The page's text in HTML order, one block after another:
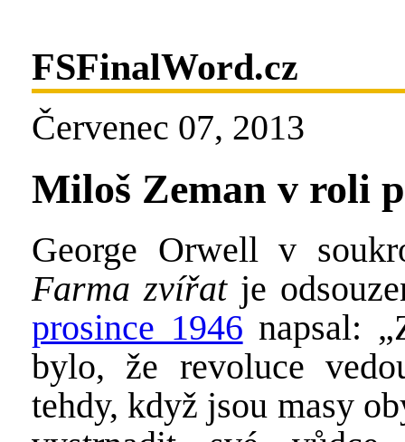
FSFinalWord.cz
Červenec 07, 2013
Miloš Zeman v roli
George Orwell v
Farma zvířat je
prosince 1946 napsal:
bylo, že revoluce
tehdy, když jsou masy